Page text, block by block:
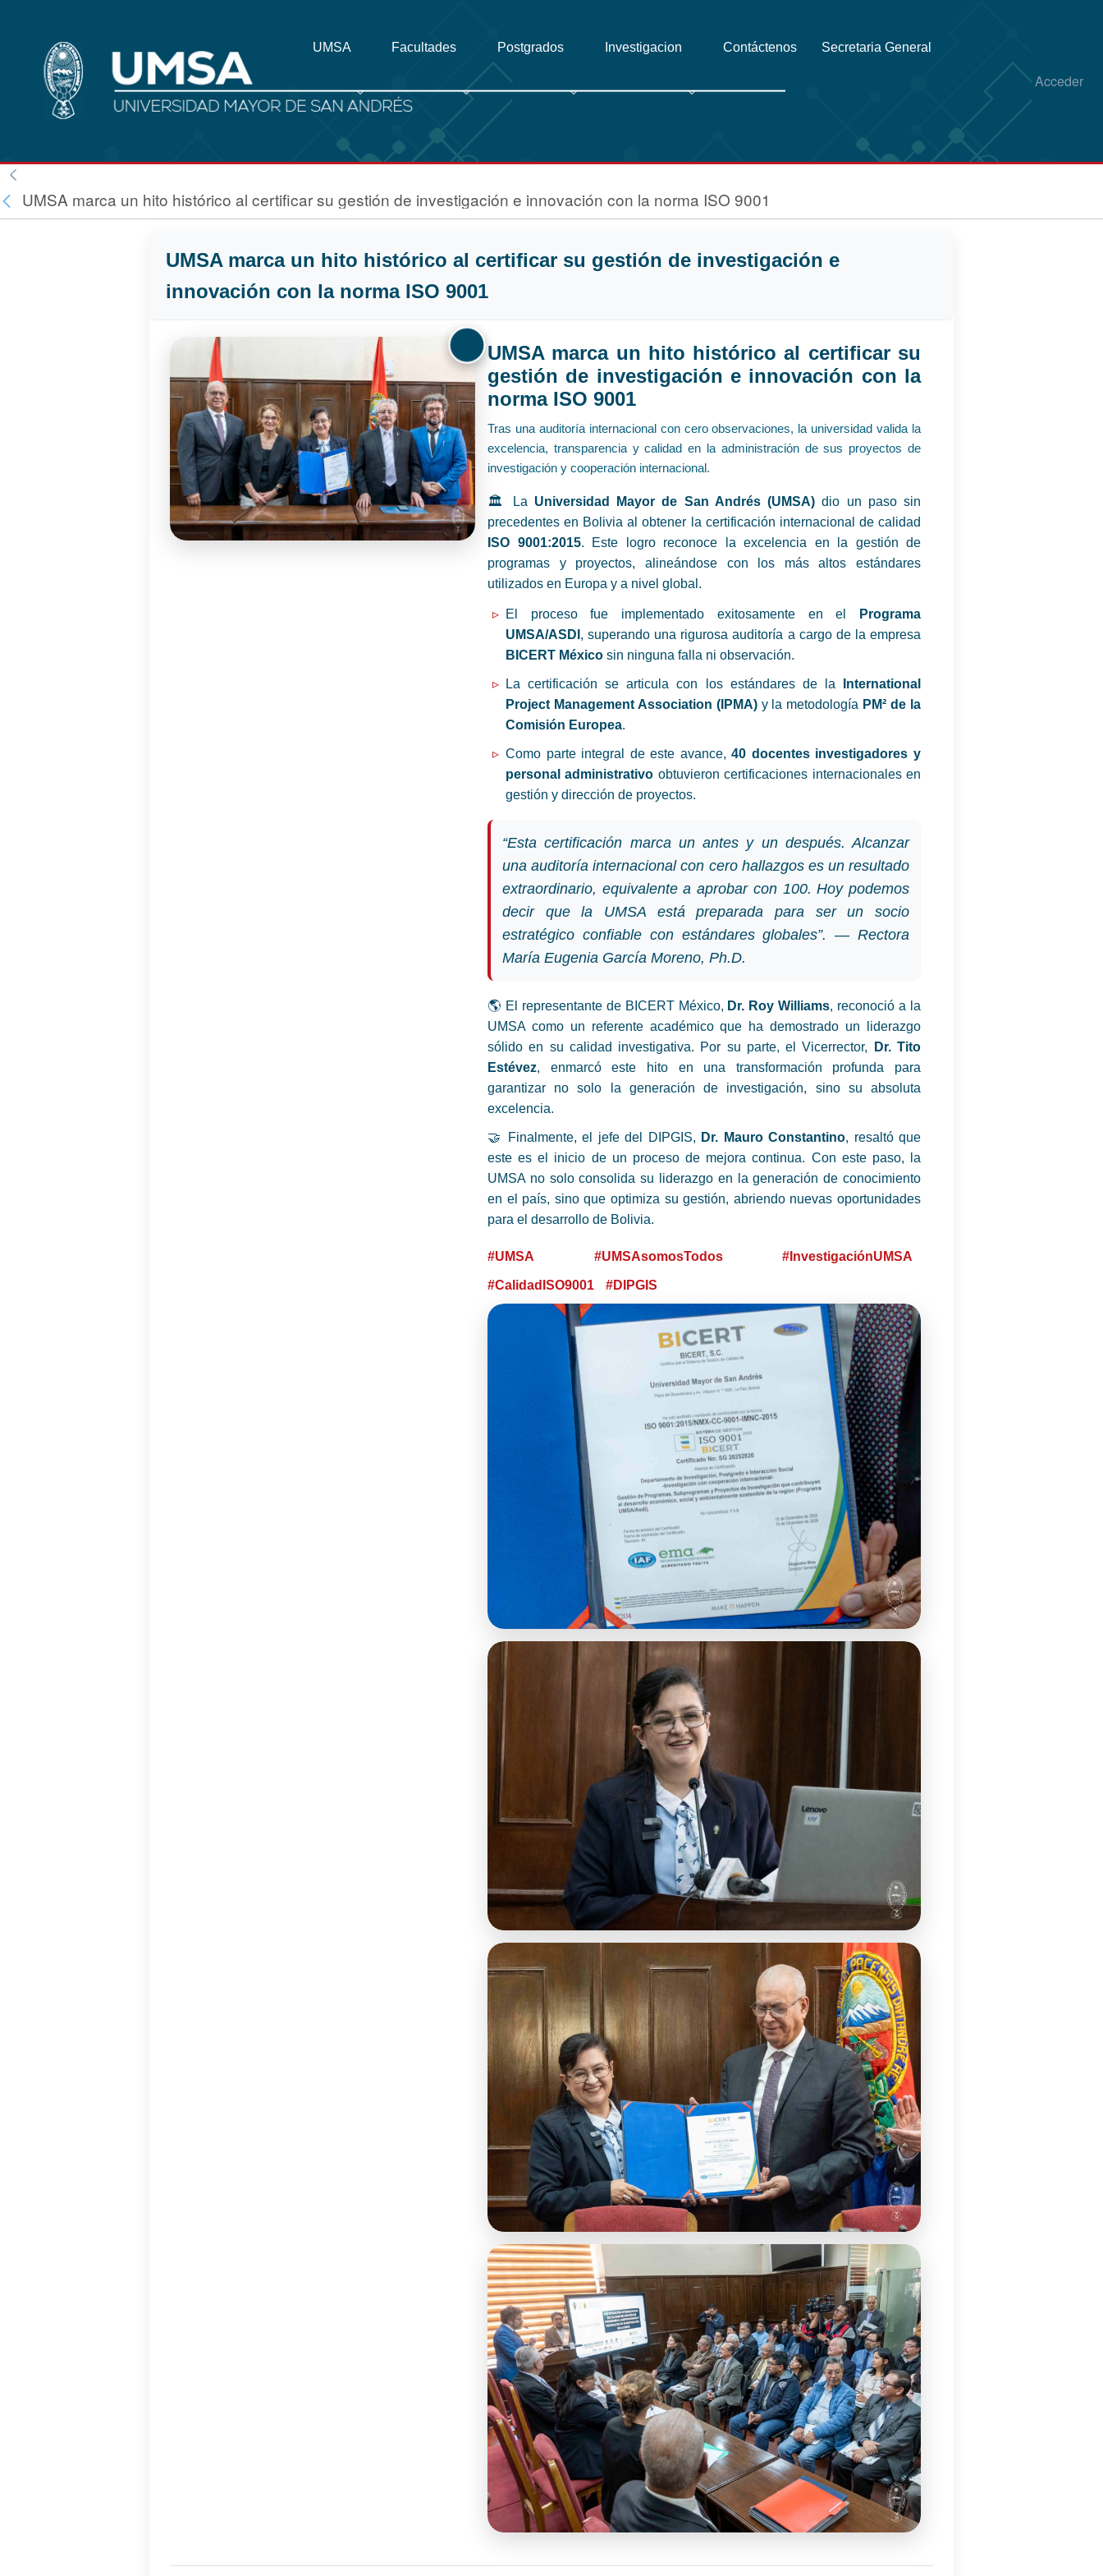
Acceder
UMSA Facultades Postgrados Investigacion Contáctenos Secretaria General
UMSA marca un hito histórico al certificar su gestión de investigación e innovación con la norma ISO 9001
UMSA marca un hito histórico al certificar su gestión de investigación e
innovación con la norma ISO 9001
UMSA marca un hito histórico al certificar su
gestión de investigación e innovación con la
norma ISO 9001
Tras una auditoría internacional con cero observaciones, la universidad valida la
excelencia, transparencia y calidad en la administración de sus proyectos de
investigación y cooperación internacional.
🏛️ La Universidad Mayor de San Andrés (UMSA) dio un paso sin
precedentes en Bolivia al obtener la certificación internacional de calidad
ISO 9001:2015. Este logro reconoce la excelencia en la gestión de
programas y proyectos, alineándose con los más altos estándares
utilizados en Europa y a nivel global.
El proceso fue implementado exitosamente en el
Programa
UMSA/ASDI , superando una rigurosa auditoría a cargo de la empresa
BICERT México sin ninguna falla ni observación.
La certificación se articula con los estándares de la
International
Project Management Association (IPMA)y la metodología PM² de la
Comisión Europea.
Como parte integral de este avance,40 docentes investigadores y
personal administrativo obtuvieron certificaciones internacionales en
gestión y dirección de proyectos.
“Esta certificación marca un antes y un después. Alcanzar
una auditoría internacional con cero hallazgos es un resultado
extraordinario, equivalente a aprobar con 100. Hoy podemos
decir que la UMSA está preparada para ser un socio
estratégico confiable con estándares globales”. — Rectora
María Eugenia García Moreno, Ph.D.
🌎 El representante de BICERT México, Dr. Roy Williams, reconoció a la
UMSA como un referente académico que ha demostrado un liderazgo
sólido en su calidad investigativa. Por su parte, el Vicerrector,
Dr. Tito
Estévez, enmarcó este hito en una transformación profunda para
garantizar no solo la generación de investigación, sino su absoluta
excelencia.
🤝 Finalmente, el jefe del DIPGIS, Dr. Mauro Constantino, resaltó que
este es el inicio de un proceso de mejora continua. Con este paso, la
UMSA no solo consolida su liderazgo en la generación de conocimiento
en el país, sino que optimiza su gestión, abriendo nuevas oportunidades
para el desarrollo de Bolivia.
#UMSA #UMSAsomosTodos #InvestigaciónUMSA
#CalidadISO9001 #DIPGIS